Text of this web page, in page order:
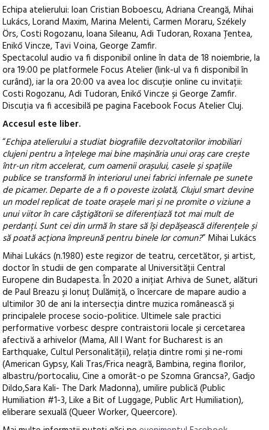
Echipa atelierului: Ioan Cristian Boboescu, Adriana Creangă, Mihai
Lukács, Lorand Maxim, Marina Melenti, Carmen Moraru, Székely
Örs, Costi Rogozanu, Ioana Sileanu, Adi Tudoran, Roxana Țentea,
Enikő Vincze, Tavi Voina, George Zamfir.
Spectacolul audio va fi disponibil online în data de 18 noiembrie, la
ora 19:00 pe platformele Focus Atelier (link-ul va fi disponibil în
curând), iar la ora 20:00 va avea loc discuție online cu invitații:
Costi Rogozanu, Adi Tudoran, Enikő Vincze și George Zamfir.
Discuția va fi accesibilă pe pagina Facebook Focus Atelier Cluj.
Accesul este liber.
“Echipa atelierului a studiat biografiile dezvoltatorilor imobiliari
clujeni pentru a înțelege mai bine mașinăria unui oraș care crește
într-un ritm accelerat, cum oamenii orașului, casele și spațiile
publice se transformă în interiorul unei fabrici infernale pe sunete
de picamer. Departe de a fi o poveste izolată, Clujul smart devine
un model replicat de toate orașele mari și ne promite o viziune a
unui viitor în care câștigătorii se diferențiază tot mai mult de
perdanți. Sunt cei din urmă în stare să își depășească diferențele și
să poată acționa împreună pentru binele lor comun?” Mihai Lukács
Mihai Lukács (n.1980) este regizor de teatru, cercetător, și artist,
doctor în studii de gen comparate al Universității Central
Europene din Budapesta. În 2020 a inițiat Arhiva de Sunet, alături
de Paul Breazu și Ionuț Dulămiță, o încercare de mapare audio a
ultimilor 30 de ani la intersecția dintre muzica românească și
principalele procese socio-politice. Ultimele sale practici
performative vorbesc despre contraistorii locale și cercetarea
afectivă a arhivelor (Mama, All I Want for Bucharest is an
Earthquake, Cultul Personalității), relația dintre romi și ne-romi
(American Gypsy, Kali Tras/Frica neagră, Bambina, regina florilor,
albastru/portocaliu, Cine a omorât-o pe Szomna Grancsa?, Gadjo
Dildo,Sara Kali- The Dark Madonna), umilire publică (Public
Humiliation #1-3, Like a Bit of Luggage, Public Art Humiliation),
eliberare sexuală (Queer Worker, Queercore).